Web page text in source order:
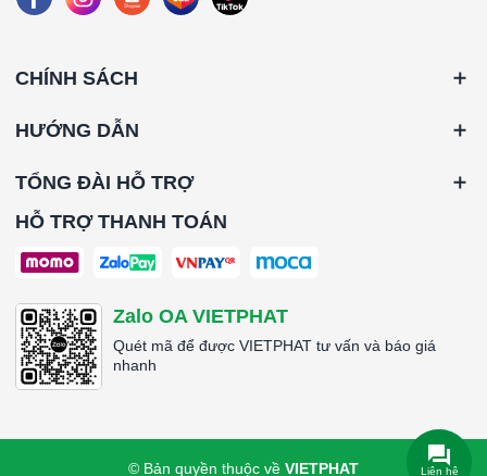
CHÍNH SÁCH
HƯỚNG DẪN
TỔNG ĐÀI HỖ TRỢ
HỖ TRỢ THANH TOÁN
Zalo OA VIETPHAT
Quét mã để được VIETPHAT tư vấn và báo giá
nhanh
© Bản quyền thuộc về VIETPHAT Liên hệ